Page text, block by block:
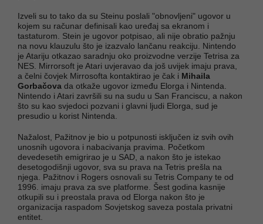
Izveli su to tako da su Steinu poslali "obnovljeni" ugovor u
kojem su računar definisali kao uređaj sa ekranom i
tastaturom. Stein je ugovor potpisao, ali nije obratio pažnju
na novu klauzulu što je izazvalo lančanu reakciju. Nintendo
je Atariju otkazao saradnju oko proizvodne verzije Tetrisa za
NES. Mirrorsoft je Atari uvjeravao da još uvijek imaju prava,
a čelni čovjek Mirrosofta kontaktirao je čak i Mihaila
Gorbačova da otkaže ugovor između Elorga i Nintenda.
Nintendo i Atari završili su na sudu u San Franciscu, a nakon
što su kao svjedoci pozvani i glavni ljudi Elorga, sud je
presudio u korist Nintenda.
Nažalost, Pažitnov je bio u potpunosti isključen iz svih ovih
unosnih ugovora i nabacivanja pravima. Početkom
devedesetih emigrirao je u SAD, a nakon što je istekao
desetogodišnji ugovor, sva su prava na Tetris prešla na
njega. Pažitnov i Rogers osnovali su Tetris Company te od
1996. imaju prava za sve platforme. Šest godina kasnije
otkupili su i preostala prava od Elorga nakon što je
organizacija raspadom Sovjetskog saveza postala privatni
entitet.